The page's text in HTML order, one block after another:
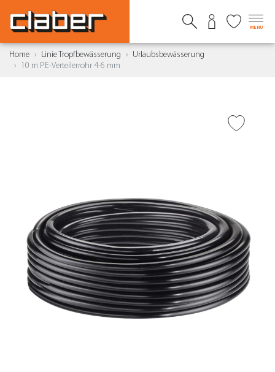
MENU
Home Linie Tropfbewässerung
Urlaubsbewässerung
10 m PE-Verteilerrohr 4-6 mm